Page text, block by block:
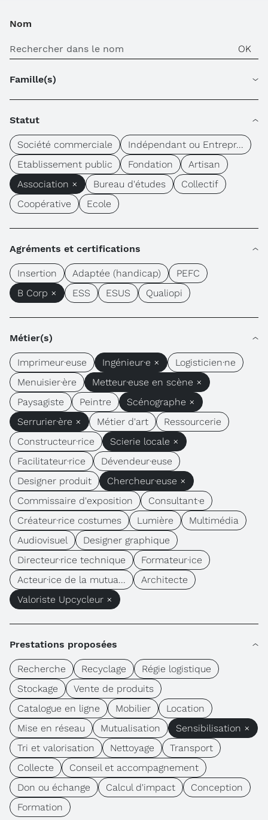
Nom
Famille(s)
Statut
Société commerciale
Indépendant ou Entrepr...
Etablissement public
Fondation
Artisan
Association ×
Bureau d'études
Collectif
Coopérative
Ecole
Agréments et certifications
Insertion Adaptée (handicap)
PEFC
B Corp ×
ESS ESUS Qualiopi
Métier(s)
Imprimeur·euse Ingénieur·e ×
Logisticien·ne
Menuisier·ère
Metteur·euse en scène ×
Paysagiste
Peintre
Scénographe ×
Serrurier·ère ×
Métier d'art
Ressourcerie
Constructeur·rice
Scierie locale ×
Facilitateur·rice
Dévendeur·euse
Designer produit
Chercheur·euse ×
Commissaire d'exposition
Consultant·e
Créateur·rice costumes
Lumière
Multimédia
Audiovisuel
Designer graphique
Directeur·rice technique
Formateur·ice
Acteur·ice de la mutua...
Architecte
Valoriste Upcycleur ×
Prestations proposées
Recherche Recyclage
Régie logistique
Stockage
Vente de produits
Catalogue en ligne
Mobilier
Location
Mise en réseau
Mutualisation
Sensibilisation ×
Tri et valorisation
Nettoyage
Transport
Collecte
Conseil et accompagnement
Don ou échange
Calcul d'impact
Conception
Formation